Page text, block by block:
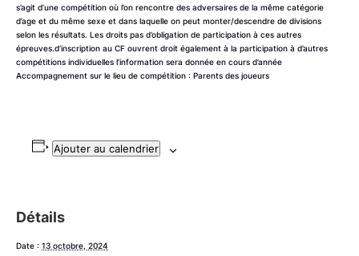
s’agit d’une compétition où l’on rencontre des adversaires de la même catégorie
d’age et du même sexe et dans laquelle on peut monter/descendre de divisions
selon les résultats. Les droits pas d’obligation de participation à ces autres
épreuves.d’inscription au CF ouvrent droit également à la participation à d’autres
compétitions individuelles l’information sera donnée en cours d’année
Accompagnement sur le lieu de compétition : Parents des joueurs
Ajouter au calendrier
Détails
Date : 13 octobre, 2024